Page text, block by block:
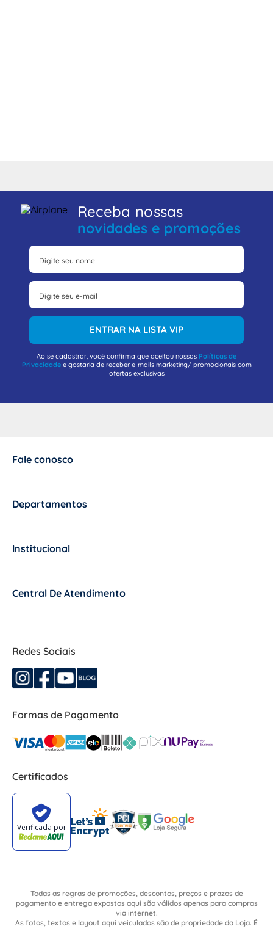
Receba nossas
novidades e promoções
ENTRAR NA LISTA VIP
Ao se cadastrar, você confirma que aceitou nossas Políticas de
Privacidadee gostaria de receber e-mails marketing/ promocionais com
ofertas exclusivas
Fale conosco
Departamentos
Institucional
Central De Atendimento
Redes Sociais
Formas de Pagamento
Certificados
Todas as regras de promoções, descontos, preços e prazos de
pagamento e entrega expostos aqui são válidos apenas para compras
via internet.
As fotos, textos e layout aqui veiculados são de propriedade da Loja. É